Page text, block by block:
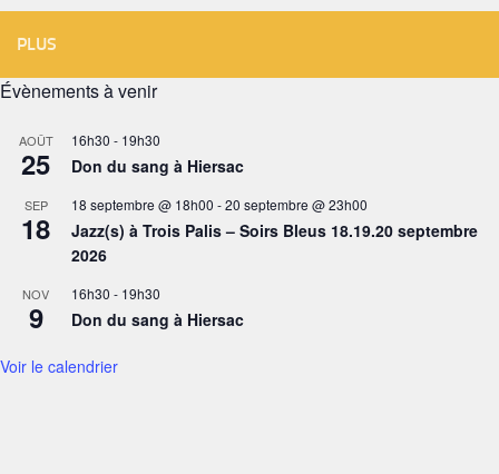
PLUS
Évènements à venir
AOÛT
25
16h30 - 19h30
Don du sang à Hiersac
SEP
18
18 septembre @ 18h00 -20 septembre @ 23h00
Jazz(s) à Trois Palis – Soirs Bleus 18.19.20 septembre
2026
NOV
9
16h30 - 19h30
Don du sang à Hiersac
Voir le calendrier